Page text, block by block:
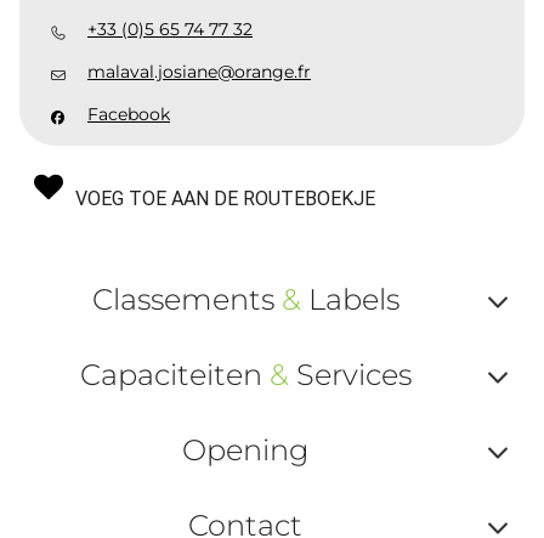
+33 (0)5 65 74 77 32
malaval.josiane@orange.fr
Facebook
VOEG TOE AAN DE ROUTEBOEKJE
Classements &Labels
ou
Capaciteiten &Services
ou
Opening
Contact